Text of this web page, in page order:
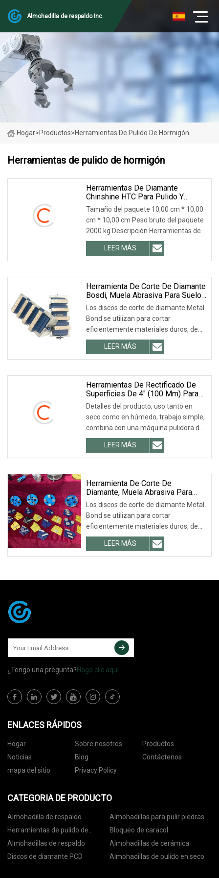
Almohadilla de respaldo Inc.
Hogar>Productos>Herramientas De Pulido De Hormigón
Herramientas de pulido de hormigón
Herramientas De Diamante
Chinshine HTC Para Pulido Y
Pulido De Hormigón
Tamaño del paquete 10,00 cm * 10,00
cm * 10,00 cm Peso bruto del paquete
2000 kg Descripción Herramientas de
pulido de d
LEER MÁS
Herramienta De Corte De Diamante
Bosdi, Muela Abrasiva Para Suelo
De Hormigón, Herramientas
Abrasivas, Unión De Metal,
Molienda De Diamante
Los discos de corte de diamante Metal
Bond se utilizan para cortar
eficientemente materiales duros, de
viruta corta y re
LEER MÁS
Herramientas De Rectificado De
Superficies De 4" (100 Mm) Para
Hormigón
Detalles del producto, uso tanto en
seco como en húmedo, trabajo simple,
combina con una máquina pulidora de
alta resist
LEER MÁS
Herramienta De Corte De
Diamante, Muela Abrasiva Para
Suelo De Hormigón, Herramientas
Abrasivas, Unión De Metal, Pulido
De Diamante
Los discos de corte de diamante Metal
Bond se utilizan para cortar
eficientemente materiales duros, de
viruta corta y re
LEER MÁS
¿Tengo una pregunta?Haga clic aquí
ENLACES RÁPIDOS
Hogar Sobre nosotros
Productos
Noticias
Blog
Contáctenos
mapa del sitio
Privacy Policy
CATEGORIA DE PRODUCTO
Almohadilla de respaldo
Almohadillas para pulir piedras
Herramientas de pulido de
hormigón
Bloqueo de caracol
Almohadillas de respaldo
Almohadillas de cerámica
Discos de diamante PCD
Almohadillas de pulido en seco